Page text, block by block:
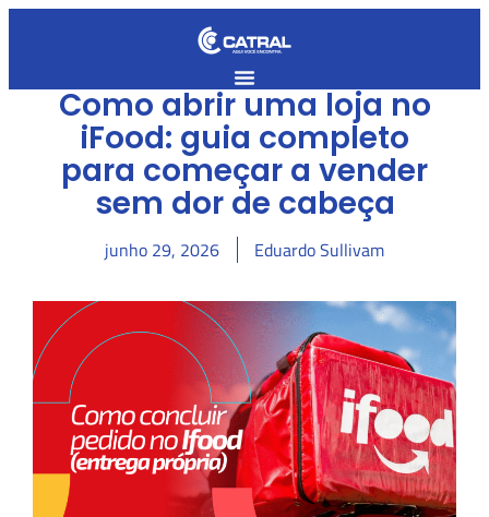
Como abrir uma loja no
iFood: guia completo
para começar a vender
sem dor de cabeça
junho 29, 2026 Eduardo Sullivam